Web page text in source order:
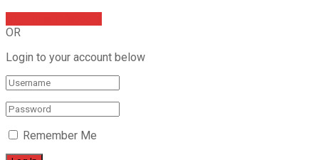
OR
Login to your account below
Remember Me